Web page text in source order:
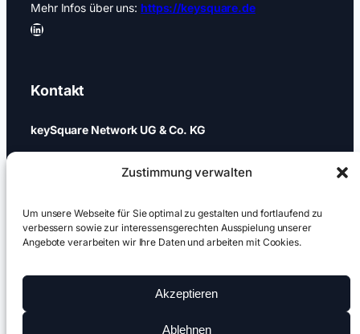
Zustimmung verwalten
Um unsere Webseite für Sie optimal zu gestalten und fortlaufend zu
verbessern sowie zur interessensgerechten Ausspielung unserer
Angebote verarbeiten wir Ihre Daten und arbeiten mit Cookies.
Akzeptieren
Ablehnen
Mehr Infos über uns: https://keysquare.de
LinkedIn
Kontakt
keySquare Network UG & Co. KG
+49 (0)30 437 344 88
games@keysquare-pr.com